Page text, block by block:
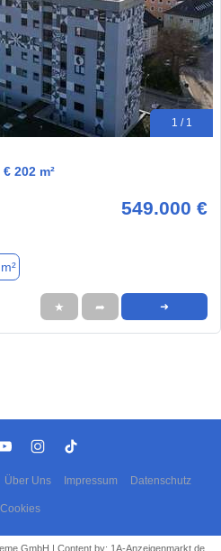
1 / 1
202 m²
549.000 €
★ ➦ ➜
Über Uns Impressum Datenschutz
Cookies
GmbH | Content by: 1A-Anzeigenmarkt.de